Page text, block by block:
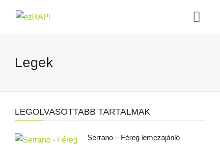
Legek
LEGOLVASOTTABB TARTALMAK
Serrano – Féreg lemezajánló